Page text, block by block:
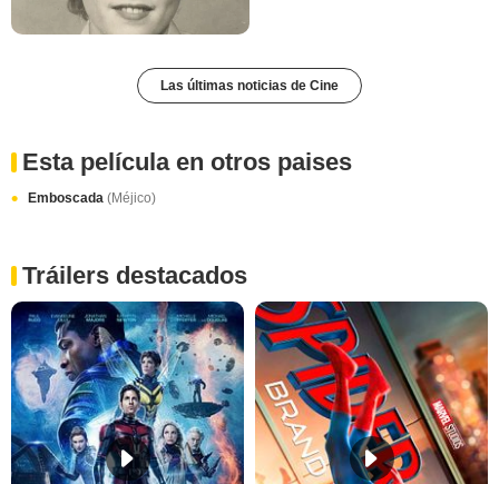
Las últimas noticias de Cine
Esta película en otros paises
Emboscada (Méjico)
Tráilers destacados